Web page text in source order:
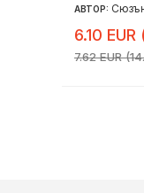
АВТОР:
6.10 EUR
7.62 EUR